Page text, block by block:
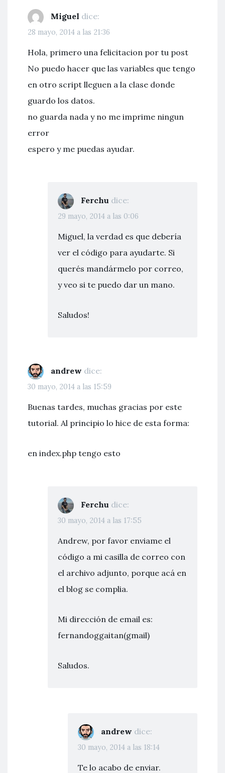
Miguel dice:
28 mayo, 2014 a las 21:36
Hola, primero una felicitacion por tu post
No puedo hacer que las variables que tengo
en otro script lleguen a la clase donde
guardo los datos.
no guarda nada y no me imprime ningun
error
espero y me puedas ayudar.
Ferchu dice:
29 mayo, 2014 a las 0:06
Miguel, la verdad es que debería
ver el código para ayudarte. Si
querés mandármelo por correo,
y veo si te puedo dar un mano.
Saludos!
andrew dice:
30 mayo, 2014 a las 15:59
Buenas tardes, muchas gracias por este
tutorial. Al principio lo hice de esta forma:
en index.php tengo esto
Ferchu dice:
30 mayo, 2014 a las 17:55
Andrew, por favor enviame el
código a mi casilla de correo con
el archivo adjunto, porque acá en
el blog se complia.
Mi dirección de email es:
fernandoggaitan(gmail)
Saludos.
andrew dice:
30 mayo, 2014 a las 18:14
Te lo acabo de enviar.